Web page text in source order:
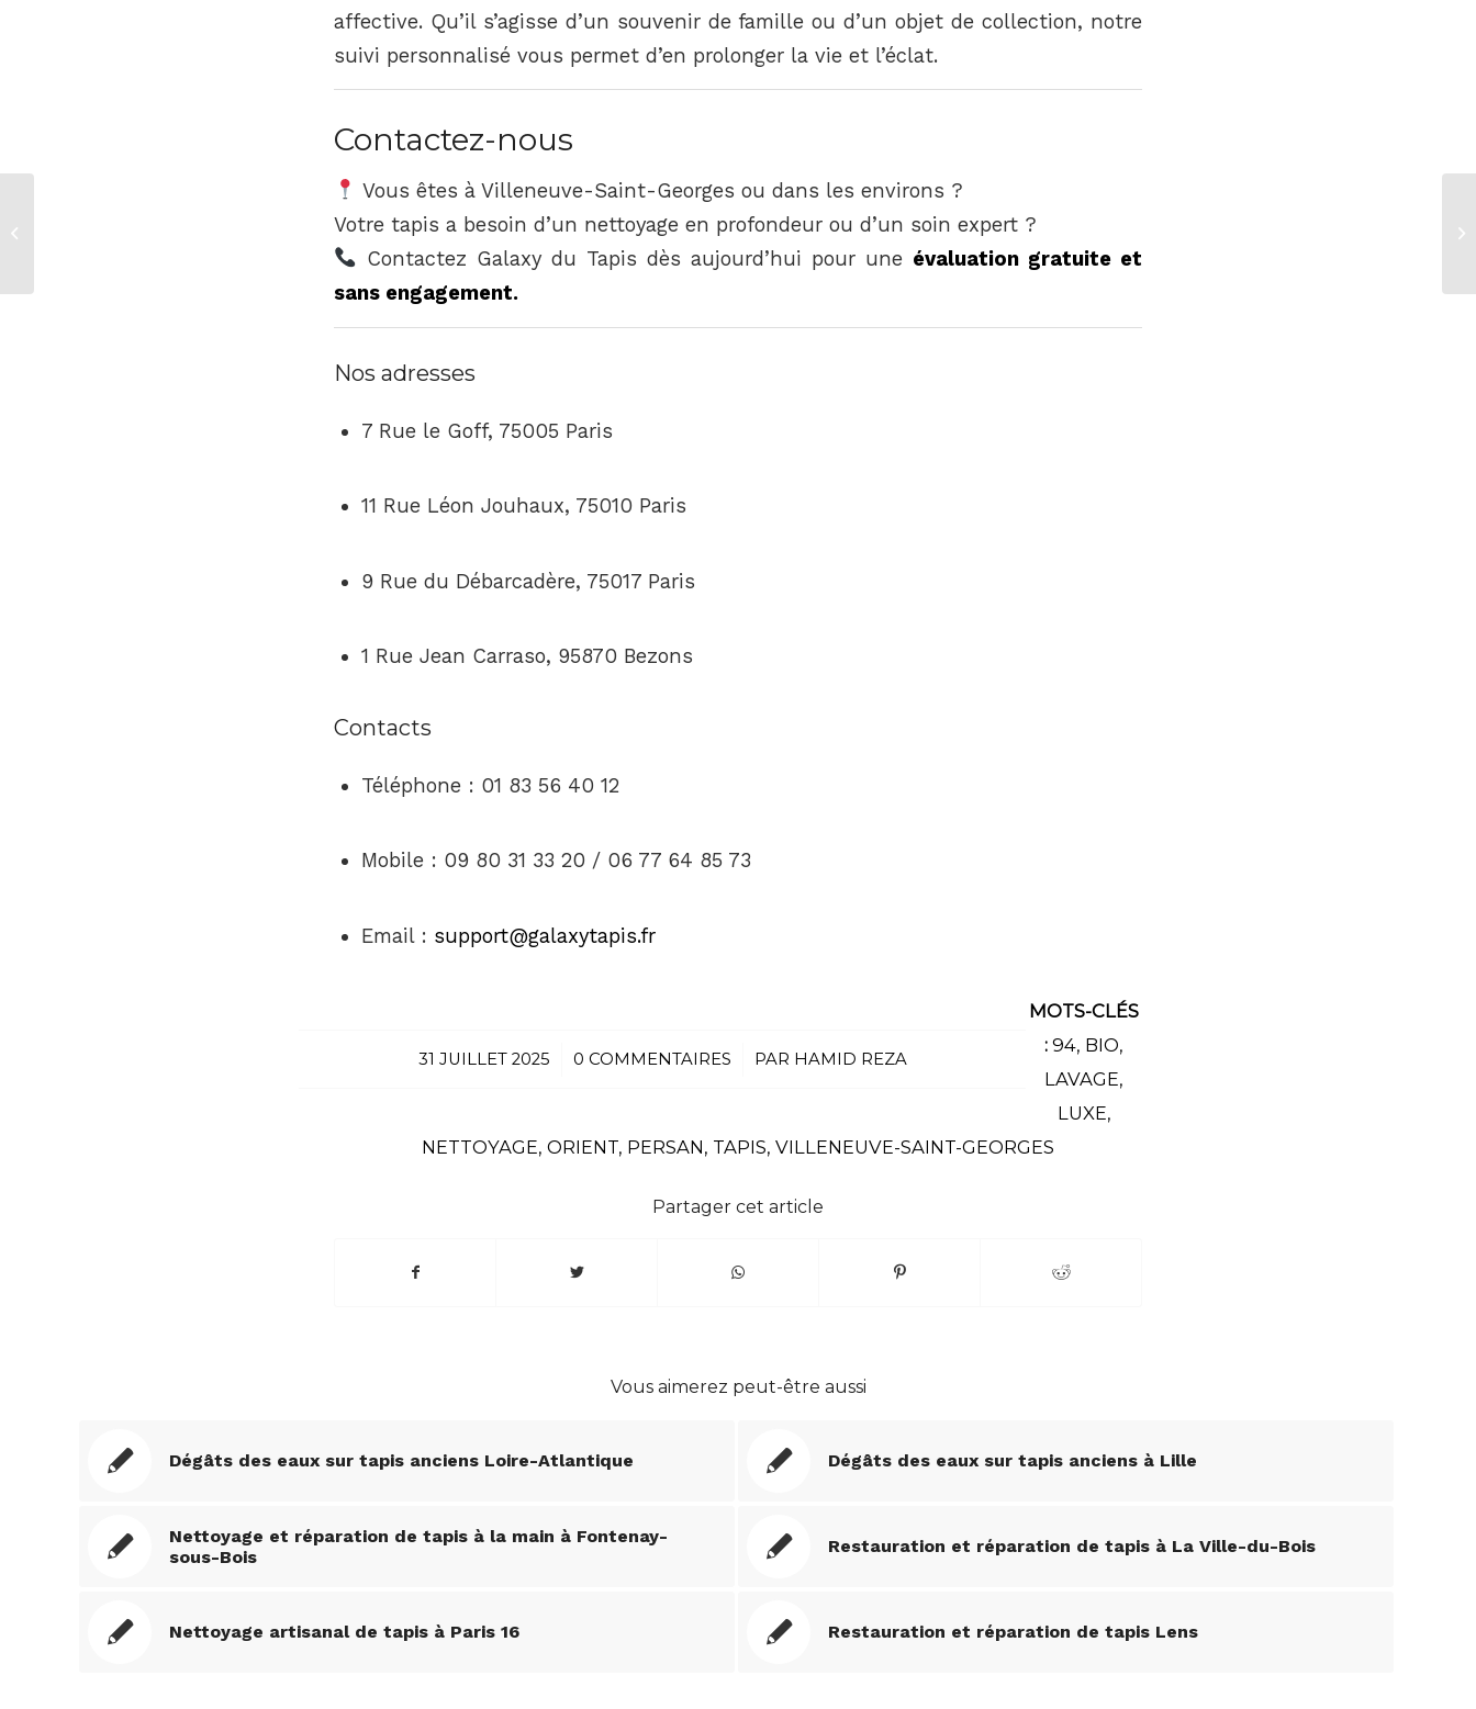
affective. Qu’il s’agisse d’un souvenir de famille ou d’un objet de collection, notre
suivi personnalisé vous permet d’en prolonger la vie et l’éclat.
Contactez-nous
Vous êtes à Villeneuve-Saint-Georges ou dans les environs ?
Votre tapis a besoin d’un nettoyage en profondeur ou d’un soin expert ?
Contactez Galaxy du Tapis dès aujourd’hui pour une évaluation gratuite et
sans engagement.
Nos adresses
7 Rue le Goff, 75005 Paris
11 Rue Léon Jouhaux, 75010 Paris
9 Rue du Débarcadère, 75017 Paris
1 Rue Jean Carraso, 95870 Bezons
Contacts
Téléphone : 01 83 56 40 12
Mobile : 09 80 31 33 20 / 06 77 64 85 73
Email : support@galaxytapis.fr
31 JUILLET 2025
/ 0 COMMENTAIRES
/ PAR HAMID REZA
MOTS-CLÉS
: 94, BIO,
LAVAGE,
LUXE,
NETTOYAGE, ORIENT, PERSAN, TAPIS, VILLENEUVE-SAINT-GEORGES
Partager cet article
Vous aimerez peut-être aussi
Dégâts des eaux sur tapis anciens Loire-Atlantique Dégâts des eaux sur tapis anciens à Lille
Nettoyage et réparation de tapis à la main à Fontenay-
sous-Bois
Restauration et réparation de tapis à La Ville-du-Bois
Nettoyage artisanal de tapis à Paris 16 Restauration et réparation de tapis Lens